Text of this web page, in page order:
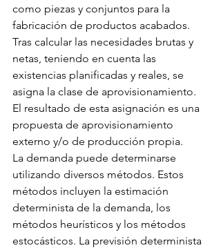
como piezas y conjuntos para la
fabricación de productos acabados.
Tras calcular las necesidades brutas y
netas, teniendo en cuenta las
existencias planificadas y reales, se
asigna la clase de aprovisionamiento.
El resultado de esta asignación es una
propuesta de aprovisionamiento
externo y/o de producción propia.
La demanda puede determinarse
utilizando diversos métodos. Estos
métodos incluyen la estimación
determinista de la demanda, los
métodos heurísticos y los métodos
estocásticos. La previsión determinista